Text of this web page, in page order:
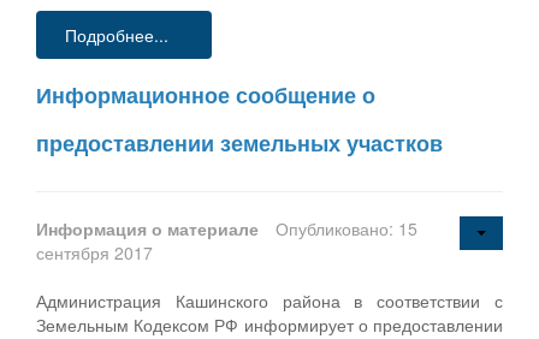
Подробнее...
Информационное сообщение о
предоставлении земельных участков
Информация о материале
Опубликовано: 15
сентября 2017
Администрация Кашинского района в соответствии с
Земельным Кодексом РФ информирует о предоставлении